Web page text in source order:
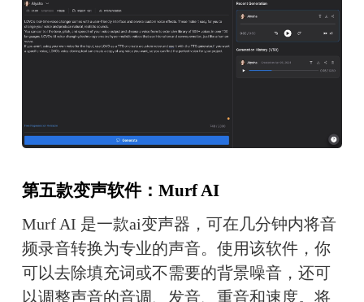
第五款变声软件：Murf AI
Murf AI 是一款ai变声器，可在几分钟内将音
频录音转换为专业的声音。使用该软件，你
可以去除填充词或不需要的背景噪音，还可
以调整声音的音调、发音、重音和速度。将